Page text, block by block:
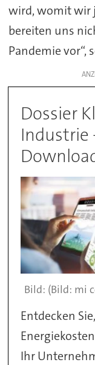
wird, womit wir
bereiten uns
Pandemie vor“,
Dossier
Industrie
(Bild: mi
Entdecken
Ihr